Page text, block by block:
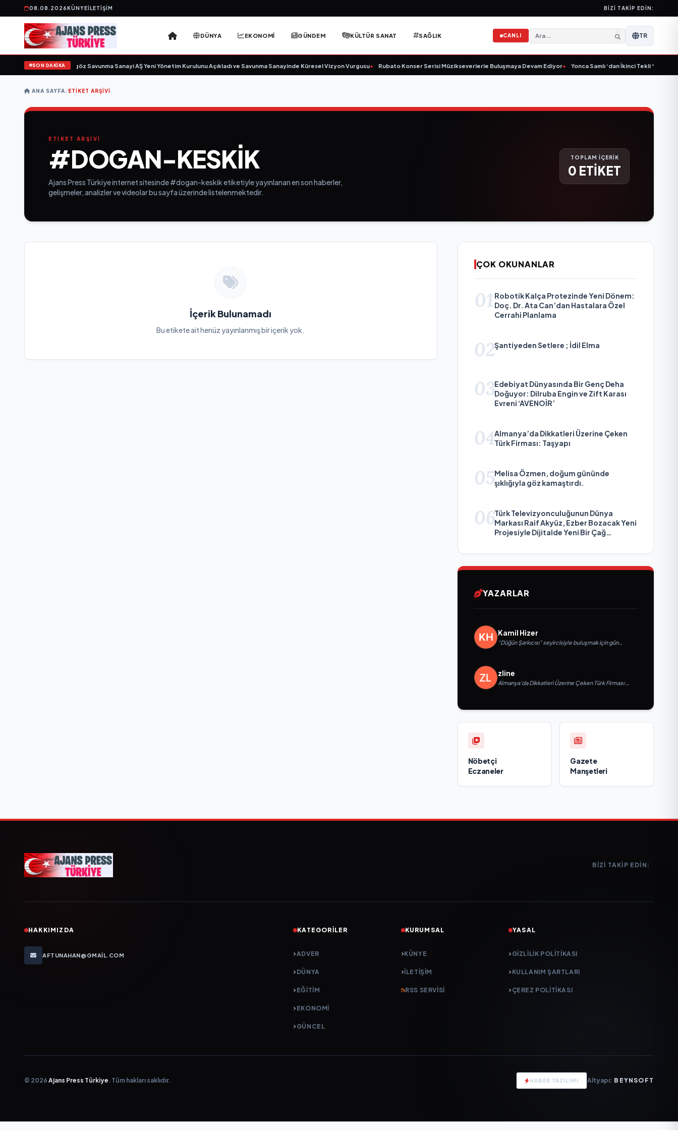
08.08.2026KÜNYEİLETIŞIM BIZI TAKIP EDIN:
DÜNYA EKONOMİ GÜNDEM KÜLTÜR SANAT SAĞLIK CANLI TR
SON DAKİKA
için gün sayıyor• Açıkgöz Savunma Sanayi AŞ Yeni Yönetim Kurulunu Açıkladı ve Savunma Sanayinde Küresel Vizyon Vurgusu• Rubato Konser Serisi Müzikseverlerle Buluşmaya Devam Ediyor• Yonca Samlı ‘dan İkinci Tekli
ANA SAYFA/ETIKET ARŞIVI
ETİKET ARŞİVİ
#DOGAN-KESKIK
Ajans Press Türkiye internet sitesinde #dogan-keskik etiketiyle yayınlanan en son haberler,
gelişmeler, analizler ve videolar bu sayfa üzerinde listelenmektedir.
TOPLAM İÇERİK
0 ETİKET
İçerik Bulunamadı
Bu etikete ait henüz yayınlanmış bir içerik yok.
ÇOK OKUNANLAR
01 Robotik Kalça Protezinde Yeni Dönem:
Doç. Dr. Ata Can’dan Hastalara Özel
Cerrahi Planlama
02Şantiyeden Setlere ; İdil Elma
03Edebiyat Dünyasında Bir Genç Deha
Doğuyor: Dilruba Engin ve Zift Karası
Evreni ‘AVENOİR’
04Almanya’da Dikkatleri Üzerine Çeken
Türk Firması: Taşyapı
05Melisa Özmen, doğum gününde
şıklığıyla göz kamaştırdı.
06Türk Televizyonculuğunun Dünya
Markası Raif Akyüz, Ezber Bozacak Yeni
Projesiyle Dijitalde Yeni Bir Çağ
YAZARLAR
Kamil Hizer
“Düğün Şarkıcısı” seyircisiyle buluşmak için gün
zline
Almanya’da Dikkatleri Üzerine Çeken Türk Firması:
Nöbetçi
Eczaneler
Gazete
Manşetleri
BIZI TAKIP EDIN:
HAKKIMIZDA
AFTUNAHAN@GMAIL.COM
KATEGORILER
ADVER
DÜNYA
EĞİTİM
EKONOMİ
GÜNCEL
KURUMSAL
KÜNYE
İLETIŞIM
RSS SERVISI
YASAL
GIZLILIK POLITIKASI
KULLANIM ŞARTLARI
ÇEREZ POLITIKASI
© 2026 Ajans Press Türkiye. Tüm hakları saklıdır. HABER YAZILIMI Altyapı: BEYNSOFT